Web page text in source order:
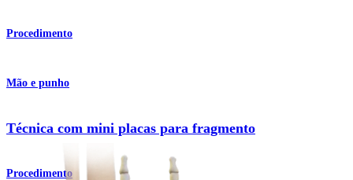
Procedimento
Mão e punho
Técnica com mini placas para fragmento
Procedimento